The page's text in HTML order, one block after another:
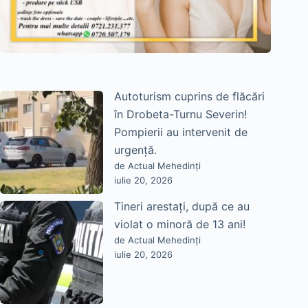
Autoturism cuprins de flăcări
în Drobeta-Turnu Severin!
Pompierii au intervenit de
urgență.
de Actual Mehedinți
iulie 20, 2026
Tineri arestați, după ce au
violat o minoră de 13 ani!
de Actual Mehedinți
iulie 20, 2026